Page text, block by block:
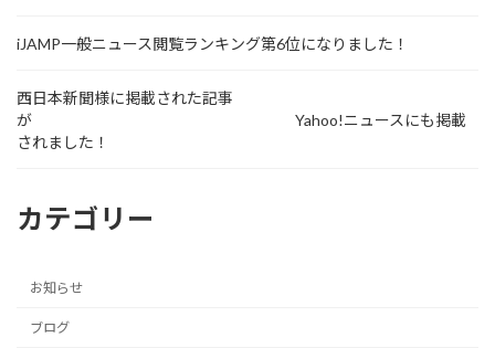
iJAMP一般ニュース閲覧ランキング第6位になりました！
西日本新聞様に掲載された記事
が Yahoo!ニュースにも掲載
されました！
カテゴリー
お知らせ
ブログ